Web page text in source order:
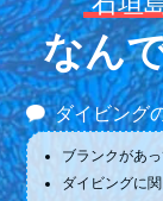
なん
ダイビング
ブランクがあ
ダイビングに